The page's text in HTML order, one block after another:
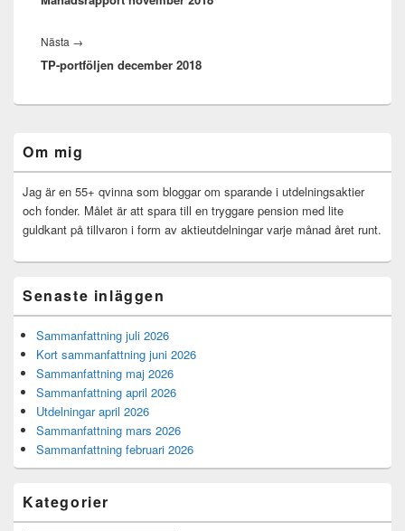
Nästa →
inlägg:
TP-portföljen december 2018
sidofältet
Widget
område
Om mig
Jag är en 55+ qvinna som bloggar om sparande i utdelningsaktier
och fonder. Målet är att spara till en tryggare pension med lite
guldkant på tillvaron i form av aktieutdelningar varje månad året runt.
Senaste inläggen
Sammanfattning juli 2026
Kort sammanfattning juni 2026
Sammanfattning maj 2026
Sammanfattning april 2026
Utdelningar april 2026
Sammanfattning mars 2026
Sammanfattning februari 2026
Kategorier